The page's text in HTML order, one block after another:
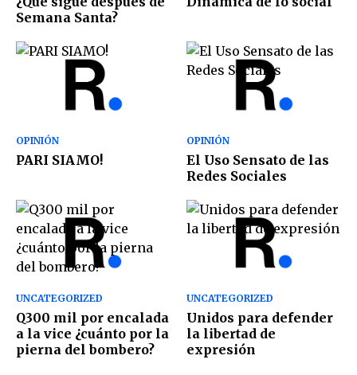
Semana Santa?
OPINIÓN
PARI SIAMO!
OPINIÓN
El Uso Sensato de las
Redes Sociales
UNCATEGORIZED
Q300 mil por encalada
a la vice ¿cuánto por la
pierna del bombero?
UNCATEGORIZED
Unidos para defender
la libertad de
expresión